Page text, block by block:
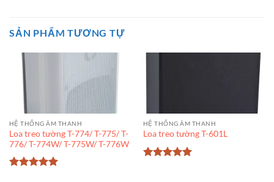
SẢN PHẨM TƯƠNG TỰ
HỆ THỐNG ÂM THANH
Loa treo tường T-774/ T-775/ T-
776/ T-774W/ T-775W/ T-776W
HỆ THỐNG ÂM THANH
Loa treo tường T-601L